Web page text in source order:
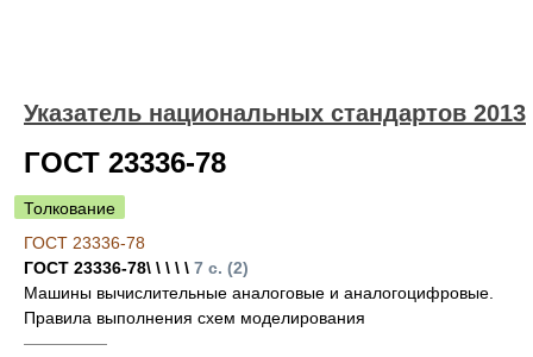
Указатель национальных стандартов 2013
ГОСТ 23336-78
Толкование
ГОСТ 23336-78
ГОСТ 23336-78\ \ \ \ \ 7 с. (2)
Машины вычислительные аналоговые и аналогоцифровые.
Правила выполнения схем моделирования
—————